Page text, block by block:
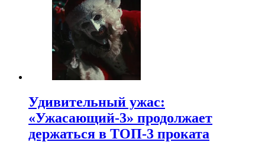
Удивительный ужас:
«Ужасающий-3» продолжает
держаться в ТОП-3 проката